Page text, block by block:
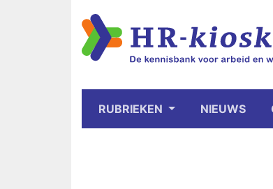
RUBRIEKEN NIEUWS